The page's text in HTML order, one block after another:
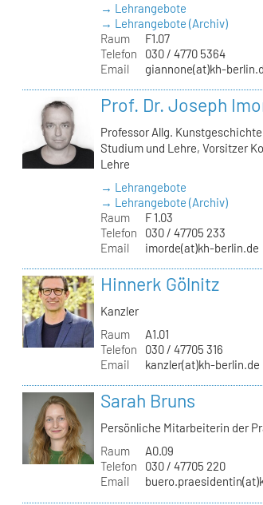
→ Lehrangebote
→ Lehrangebote (Archiv)
Raum
F1.07
Telefon
030 / 4770 5364
Email
giannone(at)kh-
Prof. Dr. Joseph
Professor Allg.
Studium und Lehre, Vorsitzer
Lehre
→ Lehrangebote
→ Lehrangebote (Archiv)
Raum
F 1.03
Telefon
030 / 47705 233
Email
imorde(at)kh-berlin.de
Hinnerk Gölnitz
Kanzler
Raum
A1.01
Telefon
030 / 47705 316
Email
kanzler(at)kh-berlin.de
Sarah Bruns
Persönliche Mitarbeiterin der
Raum
A0.09
Telefon
030 / 47705 220
Email